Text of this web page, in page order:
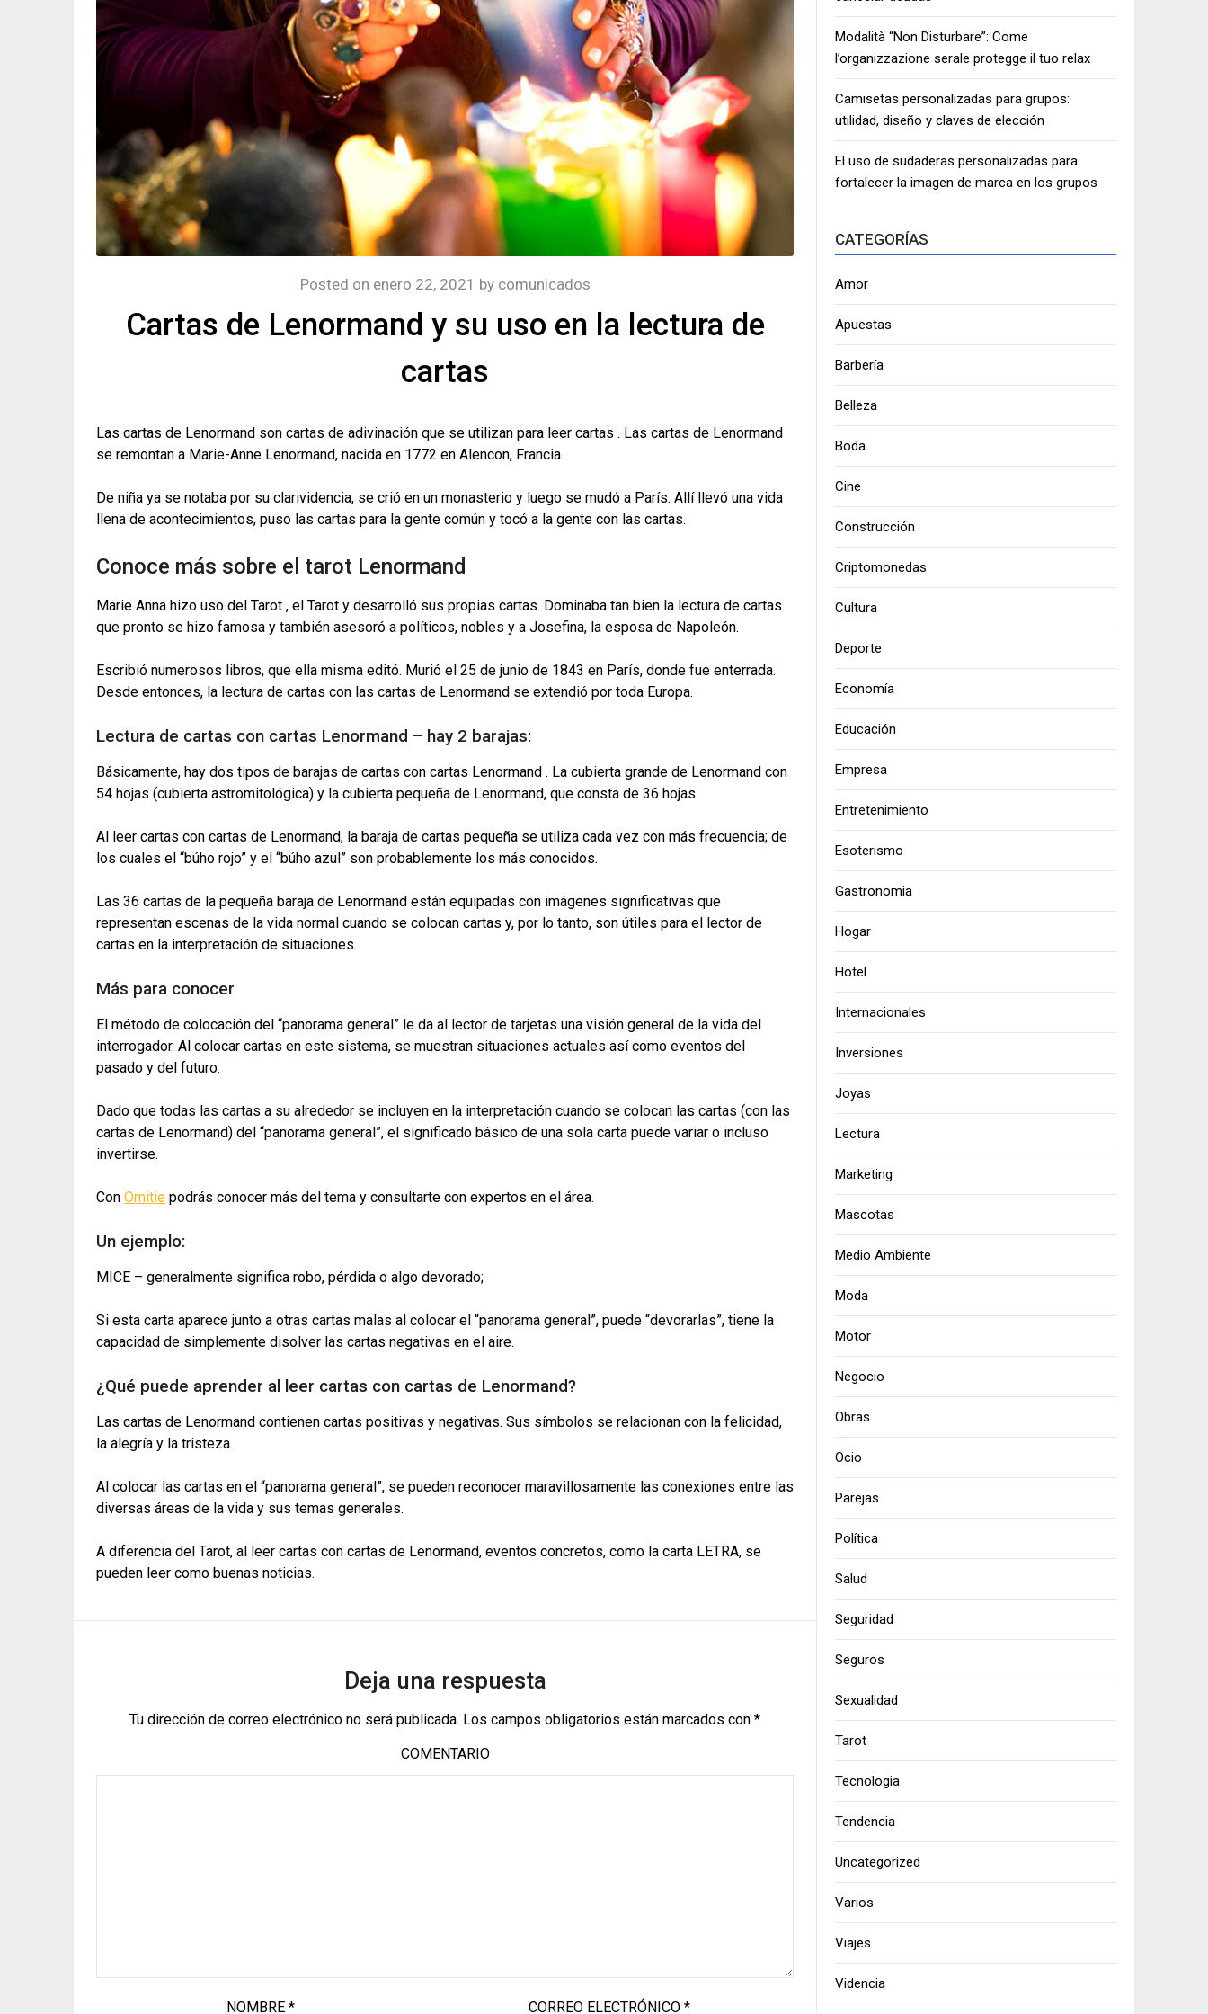
Cartas de Lenormand y su uso en la lectura de
cartas
Posted on enero 22, 2021 by comunicados
Las cartas de Lenormand son cartas de adivinación que se utilizan para leer cartas . Las cartas de Lenormand
se remontan a Marie-Anne Lenormand, nacida en 1772 en Alencon, Francia.
De niña ya se notaba por su clarividencia, se crió en un monasterio y luego se mudó a París. Allí llevó una vida
llena de acontecimientos, puso las cartas para la gente común y tocó a la gente con las cartas.
Conoce más sobre el tarot Lenormand
Marie Anna hizo uso del Tarot , el Tarot y desarrolló sus propias cartas. Dominaba tan bien la lectura de cartas
que pronto se hizo famosa y también asesoró a políticos, nobles y a Josefina, la esposa de Napoleón.
Escribió numerosos libros, que ella misma editó. Murió el 25 de junio de 1843 en París, donde fue enterrada.
Desde entonces, la lectura de cartas con las cartas de Lenormand se extendió por toda Europa.
Lectura de cartas con cartas Lenormand – hay 2 barajas:
Básicamente, hay dos tipos de barajas de cartas con cartas Lenormand . La cubierta grande de Lenormand con
54 hojas (cubierta astromitológica) y la cubierta pequeña de Lenormand, que consta de 36 hojas.
Al leer cartas con cartas de Lenormand, la baraja de cartas pequeña se utiliza cada vez con más frecuencia; de
los cuales el “búho rojo” y el “búho azul” son probablemente los más conocidos.
Las 36 cartas de la pequeña baraja de Lenormand están equipadas con imágenes significativas que
representan escenas de la vida normal cuando se colocan cartas y, por lo tanto, son útiles para el lector de
cartas en la interpretación de situaciones.
Más para conocer
El método de colocación del “panorama general” le da al lector de tarjetas una visión general de la vida del
interrogador. Al colocar cartas en este sistema, se muestran situaciones actuales así como eventos del
pasado y del futuro.
Dado que todas las cartas a su alrededor se incluyen en la interpretación cuando se colocan las cartas (con las
cartas de Lenormand) del “panorama general”, el significado básico de una sola carta puede variar o incluso
invertirse.
Con Omitie podrás conocer más del tema y consultarte con expertos en el área.
Un ejemplo:
MICE – generalmente significa robo, pérdida o algo devorado;
Si esta carta aparece junto a otras cartas malas al colocar el “panorama general”, puede “devorarlas”, tiene la
capacidad de simplemente disolver las cartas negativas en el aire.
¿Qué puede aprender al leer cartas con cartas de Lenormand?
Las cartas de Lenormand contienen cartas positivas y negativas. Sus símbolos se relacionan con la felicidad,
la alegría y la tristeza.
Al colocar las cartas en el “panorama general”, se pueden reconocer maravillosamente las conexiones entre las
diversas áreas de la vida y sus temas generales.
A diferencia del Tarot, al leer cartas con cartas de Lenormand, eventos concretos, como la carta LETRA, se
pueden leer como buenas noticias.
Deja una respuesta
Tu dirección de correo electrónico no será publicada. Los campos obligatorios están marcados con *
COMENTARIO
NOMBRE * CORREO ELECTRÓNICO *
Modalità “Non Disturbare”: Come
l’organizzazione serale protegge il tuo relax
Camisetas personalizadas para grupos:
utilidad, diseño y claves de elección
El uso de sudaderas personalizadas para
fortalecer la imagen de marca en los grupos
CATEGORÍAS
Amor
Apuestas
Barbería
Belleza
Boda
Cine
Construcción
Criptomonedas
Cultura
Deporte
Economía
Educación
Empresa
Entretenimiento
Esoterismo
Gastronomia
Hogar
Hotel
Internacionales
Inversiones
Joyas
Lectura
Marketing
Mascotas
Medio Ambiente
Moda
Motor
Negocio
Obras
Ocio
Parejas
Política
Salud
Seguridad
Seguros
Sexualidad
Tarot
Tecnologia
Tendencia
Uncategorized
Varios
Viajes
Videncia